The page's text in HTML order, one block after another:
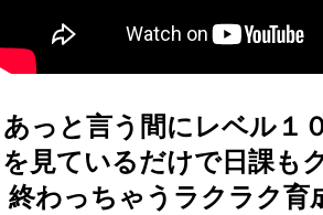
ノベル
おすすめ
ゲーム自動化
あっと言う間にレベル
を見ているだけで日課も
終わっちゃうラクラク育